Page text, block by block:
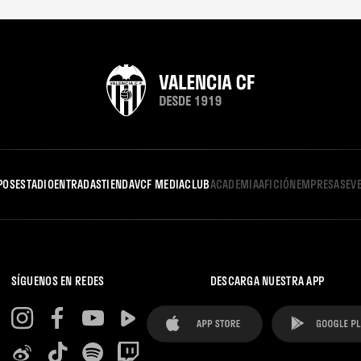
ESTADIOENTRADASTIENDAVCF MEDIACLUBACADEMIAAFICIÓNEMPRESAS
SÍGUENOS EN REDES DESCARGA NUESTRA APP